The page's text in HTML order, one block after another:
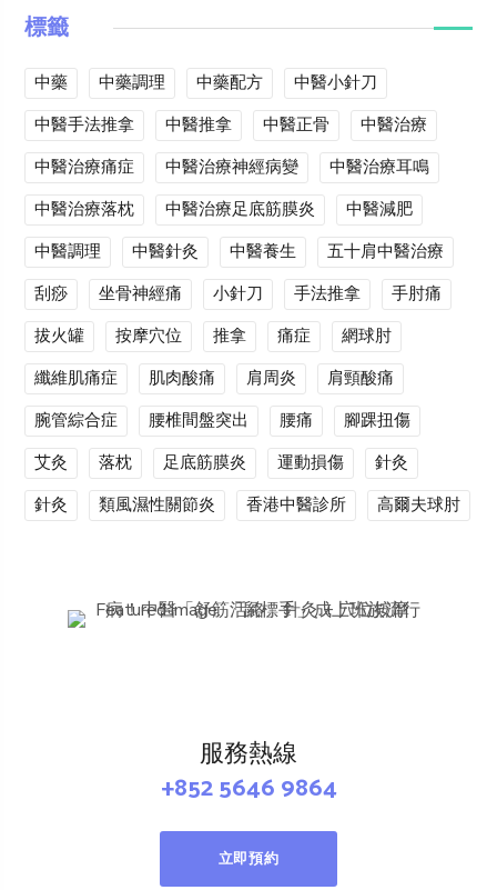
標籤
中藥 中藥調理 中藥配方
中醫小針刀
中醫手法推拿
中醫推拿 中醫正骨
中醫治療
中醫治療痛症
中醫治療神經病變
中醫治療耳鳴
中醫治療落枕
中醫治療足底筋膜炎
中醫減肥
中醫調理
中醫針灸 中醫養生
五十肩中醫治療
刮痧
坐骨神經痛 小針刀 手法推拿
手肘痛
拔火罐
按摩穴位 推拿 痛症
網球肘
纖維肌痛症
肌肉酸痛 肩周炎
肩頸酸痛
腕管綜合症
腰椎間盤突出 腰痛
腳踝扭傷
艾灸
落枕 足底筋膜炎 運動損傷
針灸
針灸
類風濕性關節炎 香港中醫診所 高爾夫球肘
服務熱線
+852 5646 9864
立即預約